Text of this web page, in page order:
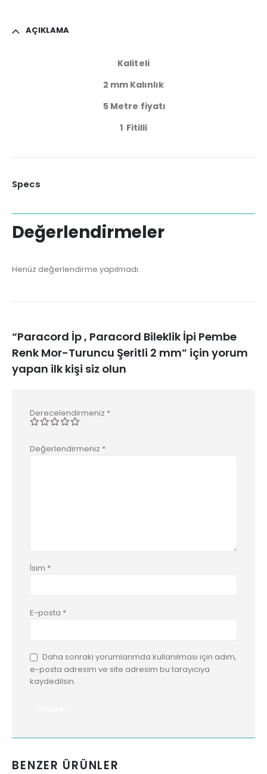
AÇIKLAMA
Kaliteli
2 mm Kalınlık
5 Metre fiyatı
1 Fitilli
Specs
Değerlendirmeler
Henüz değerlendirme yapılmadı.
“Paracord İp , Paracord Bileklik İpi Pembe
Renk Mor-Turuncu Şeritli 2 mm” için yorum
yapan ilk kişi siz olun
Derecelendirmeniz *
Değerlendirmeniz *
İsim *
E-posta *
Daha sonraki yorumlarımda kullanılması için adım,
e-posta adresim ve site adresim bu tarayıcıya
kaydedilsin.
BENZER ÜRÜNLER